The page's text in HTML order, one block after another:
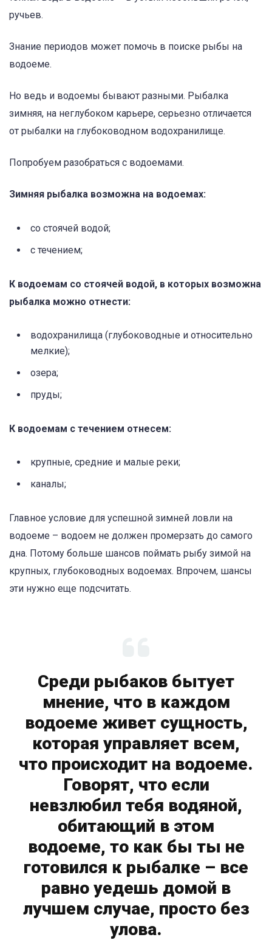
ручьев.
Знание периодов может помочь в поиске рыбы на
водоеме.
Но ведь и водоемы бывают разными. Рыбалка
зимняя, на неглубоком карьере, серьезно отличается
от рыбалки на глубоководном водохранилище.
Попробуем разобраться с водоемами.
Зимняя рыбалка возможна на водоемах:
со стоячей водой;
с течением;
К водоемам со стоячей водой, в которых возможна
рыбалка можно отнести:
водохранилища (глубоководные и относительно
мелкие);
озера;
пруды;
К водоемам с течением отнесем:
крупные, средние и малые реки;
каналы;
Главное условие для успешной зимней ловли на
водоеме – водоем не должен промерзать до самого
дна. Потому больше шансов поймать рыбу зимой на
крупных, глубоководных водоемах. Впрочем, шансы
эти нужно еще подсчитать.
Среди рыбаков бытует
мнение, что в каждом
водоеме живет сущность,
которая управляет всем,
что происходит на водоеме.
Говорят, что если
невзлюбил тебя водяной,
обитающий в этом
водоеме, то как бы ты не
готовился к рыбалке – все
равно уедешь домой в
лучшем случае, просто без
улова.